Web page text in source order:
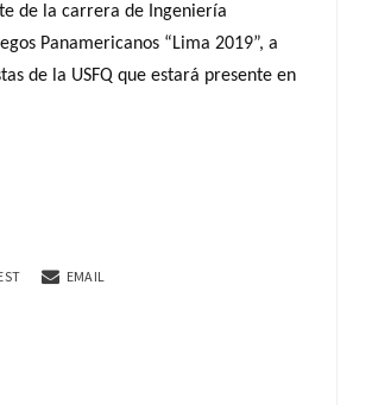
de la carrera de Ingeniería
Panamericanos “Lima 2019”, a
de la USFQ que estará presente en
EMAIL